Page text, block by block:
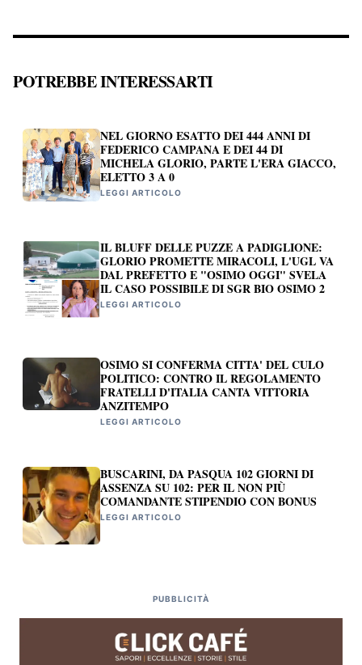
POTREBBE INTERESSARTI
NEL GIORNO ESATTO DEI 444 ANNI DI
FEDERICO CAMPANA E DEI 44 DI
MICHELA GLORIO, PARTE L'ERA GIACCO,
ELETTO 3 A 0
LEGGI ARTICOLO
IL BLUFF DELLE PUZZE A PADIGLIONE:
GLORIO PROMETTE MIRACOLI, L'UGL VA
DAL PREFETTO E "OSIMO OGGI" SVELA
IL CASO POSSIBILE DI SGR BIO OSIMO 2
LEGGI ARTICOLO
OSIMO SI CONFERMA CITTA' DEL CULO
POLITICO: CONTRO IL REGOLAMENTO
FRATELLI D'ITALIA CANTA VITTORIA
ANZITEMPO
LEGGI ARTICOLO
BUSCARINI, DA PASQUA 102 GIORNI DI
ASSENZA SU 102: PER IL NON PIÙ
COMANDANTE STIPENDIO CON BONUS
LEGGI ARTICOLO
PUBBLICITÀ